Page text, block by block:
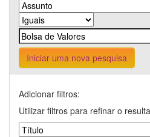
Iniciar uma nova pesquisa
Adicionar filtros:
Utilizar filtros para refinar o